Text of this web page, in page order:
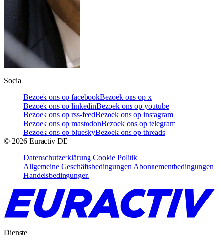
Social
Bezoek ons op facebookBezoek ons op x
Bezoek ons op linkedinBezoek ons op youtube
Bezoek ons op rss-feedBezoek ons op instagram
Bezoek ons op mastodonBezoek ons op telegram
Bezoek ons op blueskyBezoek ons op threads
© 2026 Euractiv DE
Datenschutzerklärung Cookie Politik
Allgemeine Geschäftsbedingungen Abonnementbedingungen
Handelsbedingungen
Dienste